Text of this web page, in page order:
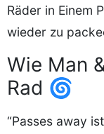
Räder in Einem
wieder zu
Wie Man
Rad 🌀
“Passes away